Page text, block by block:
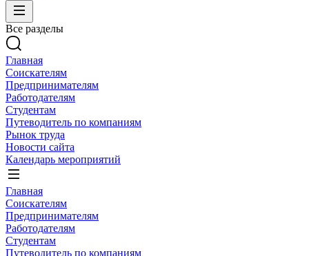
Все разделы
Главная
Соискателям
Предпринимателям
Работодателям
Студентам
Путеводитель по компаниям
Рынок труда
Новости сайта
Календарь мероприятий
Главная
Соискателям
Предпринимателям
Работодателям
Студентам
Путеводитель по компаниям